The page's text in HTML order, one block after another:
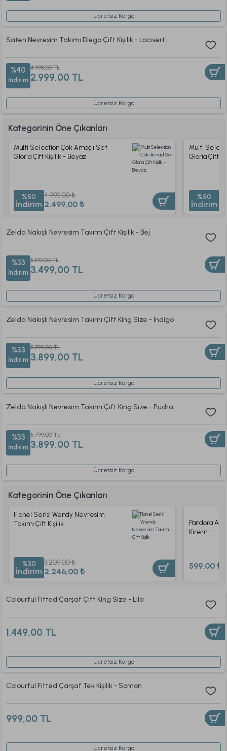
Ücretsiz Kargo
Saten Nevresim Takımı Diego Çift Kişilik - Lacivert
%40
İndirim
4.998,00 TL
2.999,00 TL
Ücretsiz Kargo
Kategorinin Öne Çıkanları
Multi Selection Çok Amaçlı Set
Gloria Çift Kişilik - Beyaz
%50
İndirim
4.999,00 ₺
2.499,00 ₺
Multi
Gloria Çift
%50
İndirim
Zelda Nakışlı Nevresim Takımı Çift Kişilik - Bej
%33
İndirim
5.199,00 TL
3.499,00 TL
Ücretsiz Kargo
Zelda Nakışlı Nevresim Takımı Çift King Size - İndigo
%33
İndirim
5.799,00 TL
3.899,00 TL
Ücretsiz Kargo
Zelda Nakışlı Nevresim Takımı Çift King Size - Pudra
%33
İndirim
5.799,00 TL
3.899,00 TL
Ücretsiz Kargo
Kategorinin Öne Çıkanları
Flanel Serisi Wendy Nevresim
Takımı Çift Kişilik
%30
İndirim
3.209,00 ₺
2.246,00 ₺
Pandora
Kiremit
599,00 ₺
Colourful Fitted Çarşaf Çift King Size - Lila
1.449,00 TL
Ücretsiz Kargo
Colourful Fitted Çarşaf Tek Kişilik - Somon
999,00 TL
Ücretsiz Kargo